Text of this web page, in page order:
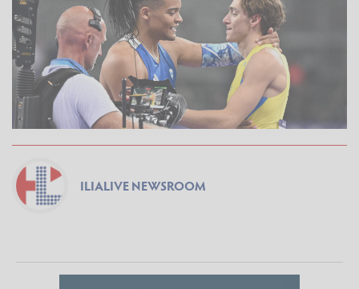
ILIALIVE NEWSROOM